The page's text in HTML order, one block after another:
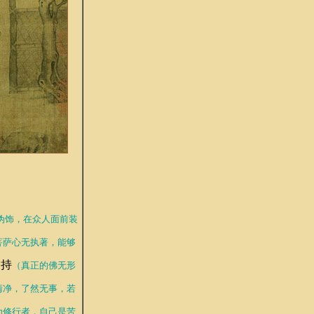
饰，在众人面前装
萨心无执著，能够
（真正的佛无形
，了然无事，若
修行者，自己是苦